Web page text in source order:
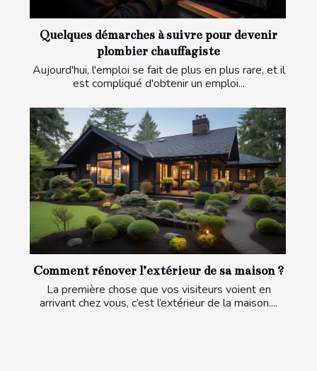
Quelques démarches à suivre pour devenir
plombier chauffagiste
Aujourd'hui, l'emploi se fait de plus en plus rare, et il
est compliqué d'obtenir un emploi...
Comment rénover l’extérieur de sa maison ?
La première chose que vos visiteurs voient en
arrivant chez vous, c’est l’extérieur de la maison....